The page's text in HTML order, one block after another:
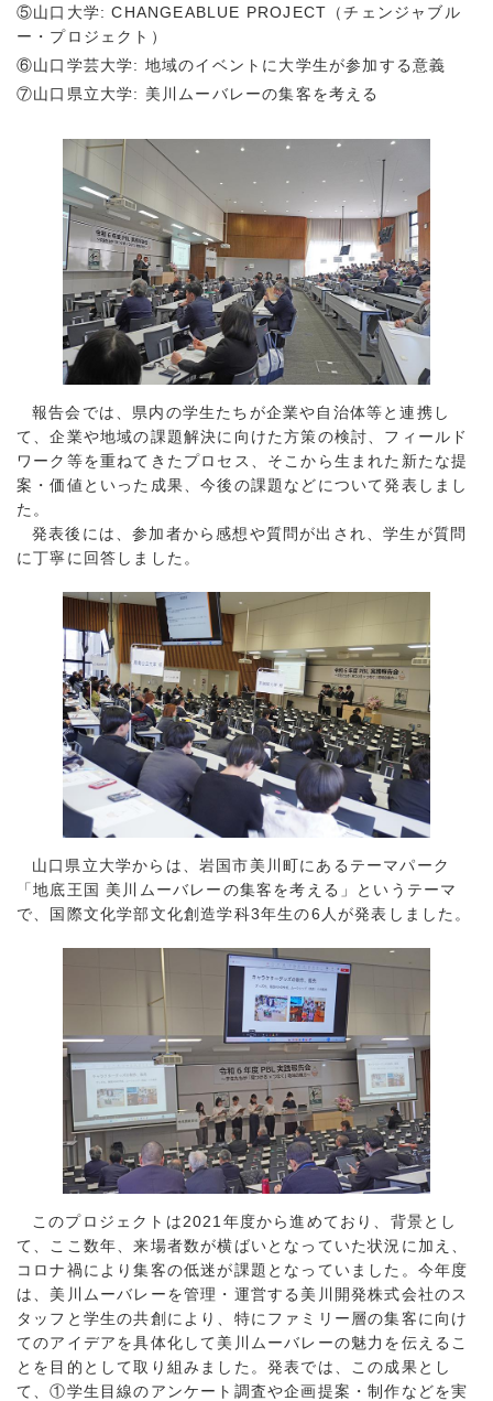
⑤山口大学: CHANGEABLUE PROJECT（チェンジャブル
ー・プロジェクト）
⑥山口学芸大学: 地域のイベントに大学生が参加する意義
⑦山口県立大学: 美川ムーバレーの集客を考える
報告会では、県内の学生たちが企業や自治体等と連携し
て、企業や地域の課題解決に向けた方策の検討、フィールド
ワーク等を重ねてきたプロセス、そこから生まれた新たな提
案・価値といった成果、今後の課題などについて発表しまし
た。
発表後には、参加者から感想や質問が出され、学生が質問
に丁寧に回答しました。
山口県立大学からは、岩国市美川町にあるテーマパーク
「地底王国 美川ムーバレーの集客を考える」というテーマ
で、国際文化学部文化創造学科3年生の6人が発表しました。
このプロジェクトは2021年度から進めており、背景とし
て、ここ数年、来場者数が横ばいとなっていた状況に加え、
コロナ禍により集客の低迷が課題となっていました。今年度
は、美川ムーバレーを管理・運営する美川開発株式会社のス
タッフと学生の共創により、特にファミリー層の集客に向け
てのアイデアを具体化して美川ムーバレーの魅力を伝えるこ
とを目的として取り組みました。発表では、この成果とし
て、①学生目線のアンケート調査や企画提案・制作などを実